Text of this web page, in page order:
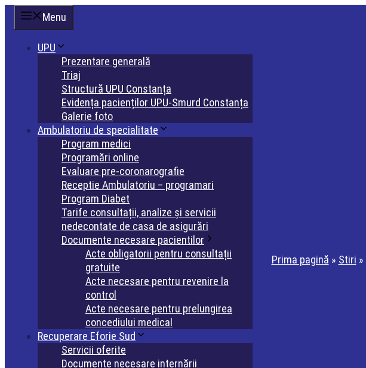
Sari
Menu
UPU
Prezentare generală
Triaj
Structură UPU Constanța
Evidența pacienților UPU-Smurd Constanța
Galerie foto
Ambulatoriu de specialitate
Program medici
Programări online
Evaluare pre-coronarografie
Receptie Ambulatoriu – programari
Program Diabet
Tarife consultații, analize și servicii
nedecontate de casa de asigurări
Documente necesare pacientilor
Acte obligatorii pentru consultații
gratuite
Acte necesare pentru revenire la
control
Acte necesare pentru prelungirea
concediului medical
Recuperare Eforie Sud
Servicii oferite
Documente necesare internării
Prima pagină » Stiri »